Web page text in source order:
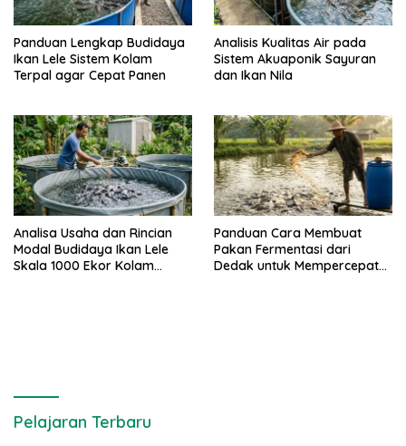
Panduan Lengkap Budidaya
Ikan Lele Sistem Kolam
Terpal agar Cepat Panen
Analisis Kualitas Air pada
Sistem Akuaponik Sayuran
dan Ikan Nila
Analisa Usaha dan Rincian
Modal Budidaya Ikan Lele
Skala 1000 Ekor Kolam
Panduan Cara Membuat
Pakan Fermentasi dari
Dedak untuk Mempercepat
Pelajaran Terbaru